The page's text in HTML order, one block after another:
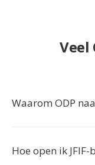
Veel
Waarom ODP
Hoe open ik JFIF-